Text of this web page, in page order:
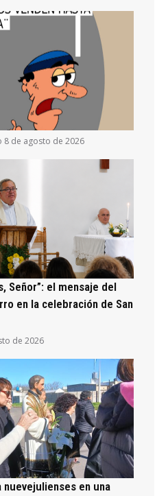
8 de agosto de 2026
Señor”: el mensaje del
en la celebración de San
de 2026
nuevejulienses en una